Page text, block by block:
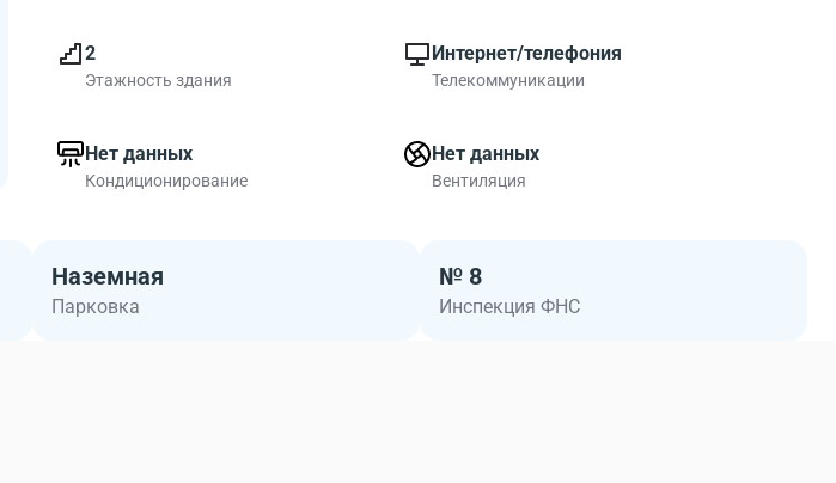
2
Этажность здания
Интернет/телефония
Телекоммуникации
Нет данных
Кондиционирование
Нет данных
Вентиляция
Наземная
Парковка
№ 8
Инспекция ФНС